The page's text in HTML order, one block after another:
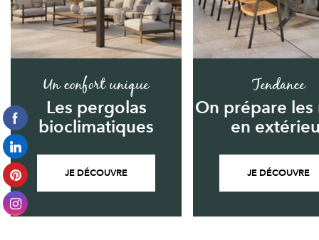
Un confort unique
Les pergolas
bioclimatiques
JE DÉCOUVRE
Tendance
On prépare les
en
JE DÉCOUVRE